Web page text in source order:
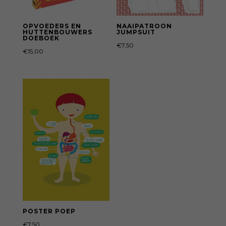
OPVOEDERS EN
HUTTENBOUWERS
DOEBOEK
€15,00
NAAIPATROON
JUMPSUIT
€7,50
POSTER POEP
€7,50